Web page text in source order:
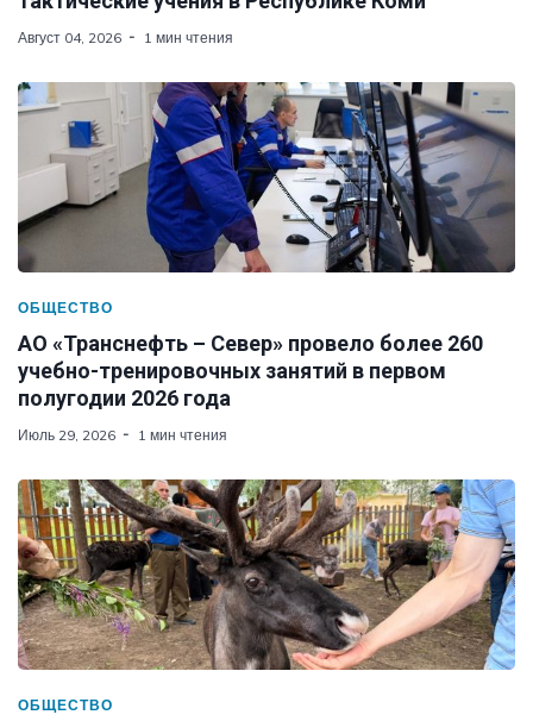
Август 04, 2026 1 мин чтения
ОБЩЕСТВО
АО «Транснефть – Север» провело более 260
учебно-тренировочных занятий в первом
полугодии 2026 года
Июль 29, 2026 1 мин чтения
ОБЩЕСТВО